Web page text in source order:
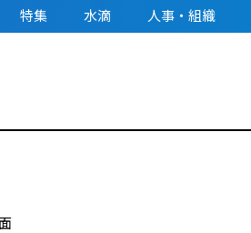
特集 水滴 人事・組織